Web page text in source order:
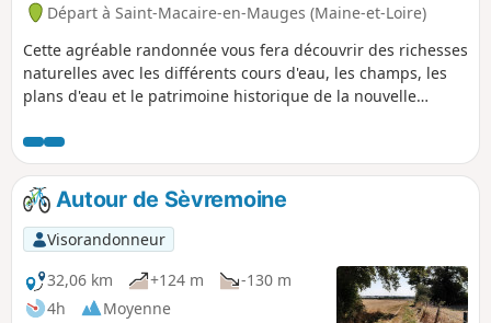
Départ à Saint-Macaire-en-Mauges (Maine-et-Loire)
Cette agréable randonnée vous fera découvrir des richesses
naturelles avec les différents cours d'eau, les champs, les
plans d'eau et le patrimoine historique de la nouvelle
Autour de Sèvremoine
Visorandonneur
32,06 km
+124 m
-130 m
4h
Moyenne